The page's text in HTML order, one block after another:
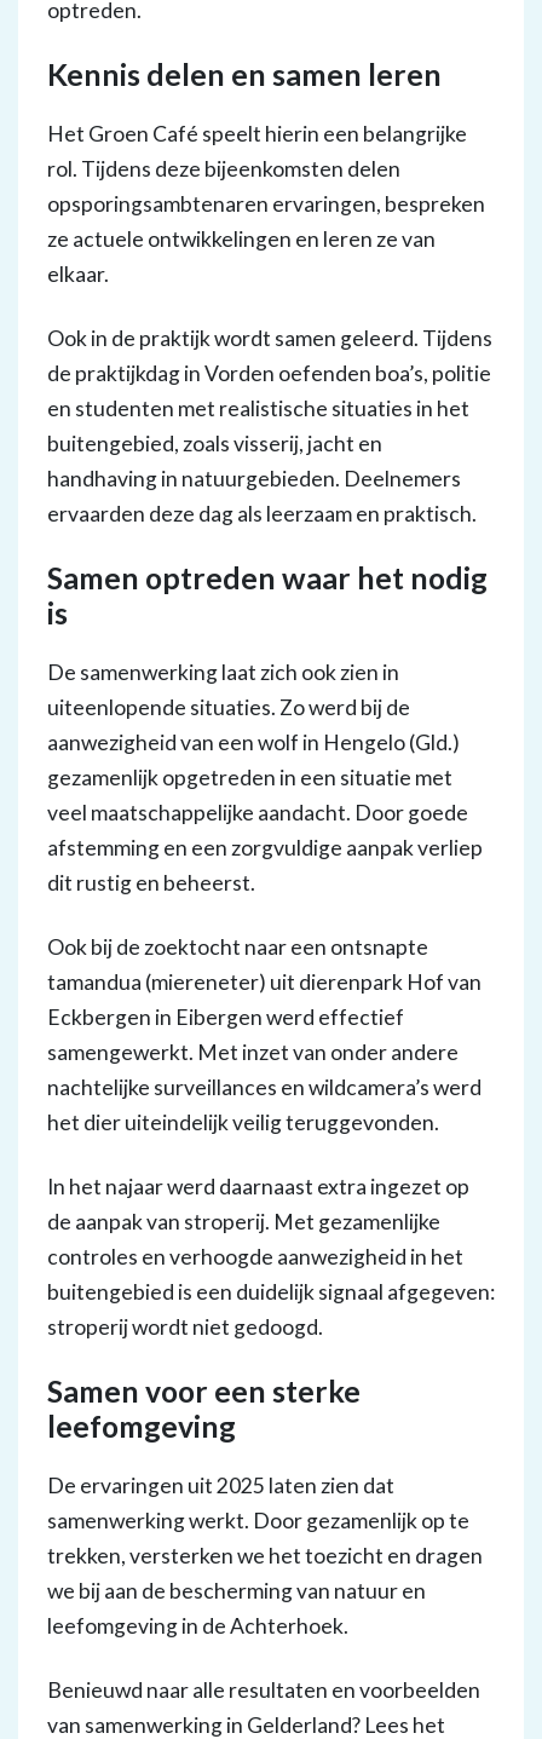
optreden.
Kennis delen en samen leren
Het Groen Café speelt hierin een belangrijke
rol. Tijdens deze bijeenkomsten delen
opsporingsambtenaren ervaringen, bespreken
ze actuele ontwikkelingen en leren ze van
elkaar.
Ook in de praktijk wordt samen geleerd. Tijdens
de praktijkdag in Vorden oefenden boa’s, politie
en studenten met realistische situaties in het
buitengebied, zoals visserij, jacht en
handhaving in natuurgebieden. Deelnemers
ervaarden deze dag als leerzaam en praktisch.
Samen optreden waar het nodig
is
De samenwerking laat zich ook zien in
uiteenlopende situaties. Zo werd bij de
aanwezigheid van een wolf in Hengelo (Gld.)
gezamenlijk opgetreden in een situatie met
veel maatschappelijke aandacht. Door goede
afstemming en een zorgvuldige aanpak verliep
dit rustig en beheerst.
Ook bij de zoektocht naar een ontsnapte
tamandua (miereneter) uit dierenpark Hof van
Eckbergen in Eibergen werd effectief
samengewerkt. Met inzet van onder andere
nachtelijke surveillances en wildcamera’s werd
het dier uiteindelijk veilig teruggevonden.
In het najaar werd daarnaast extra ingezet op
de aanpak van stroperij. Met gezamenlijke
controles en verhoogde aanwezigheid in het
buitengebied is een duidelijk signaal afgegeven:
stroperij wordt niet gedoogd.
Samen voor een sterke
leefomgeving
De ervaringen uit 2025 laten zien dat
samenwerking werkt. Door gezamenlijk op te
trekken, versterken we het toezicht en dragen
we bij aan de bescherming van natuur en
leefomgeving in de Achterhoek.
Benieuwd naar alle resultaten en voorbeelden
van samenwerking in Gelderland? Lees het